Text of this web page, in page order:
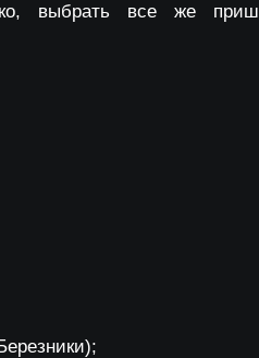
выбрать все же